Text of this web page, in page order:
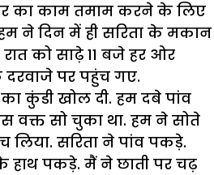
का काम तमाम करने के लिए
ने दिन में ही सरिता के मकान
को साढ़े 11 बजे हर ओर
दरवाजे पर पहुंच गए.
कुंडी खोल दी. हम दबे पांव
वक्त सो चुका था. हम ने सोते
लिया. सरिता ने पांव पकड़े.
हाथ पकड़े. मैं ने छाती पर चढ़